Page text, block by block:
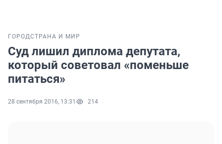
ГОРОДСТРАНА И МИР
Суд лишил диплома депутата,
который советовал «поменьше
питаться»
28 сентября 2016, 13:31 214